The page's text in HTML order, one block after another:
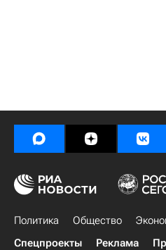
Политика Общество
Спецпроекты
Реклама